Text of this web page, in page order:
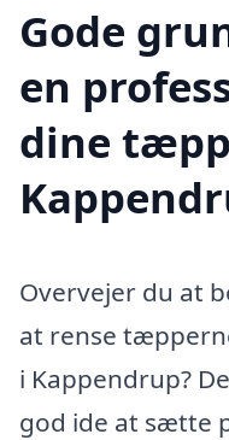
Gode
en
dine
Overvejer du at
at rense
i Kappendrup?
god ide at sætte